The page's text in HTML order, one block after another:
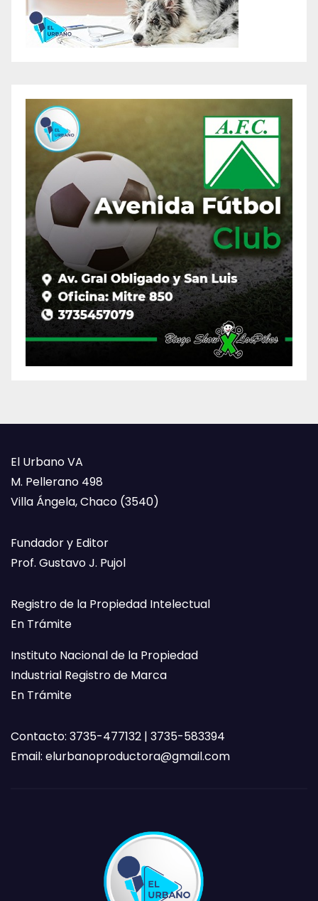
El Urbano VA
M. Pellerano 498
Villa Ángela, Chaco (3540)
Fundador y Editor
Prof. Gustavo J. Pujol
Registro de la Propiedad Intelectual
En Trámite
Instituto Nacional de la Propiedad
Industrial Registro de Marca
En Trámite
Contacto: 3735-477132 | 3735-583394
Email: elurbanoproductora@gmail.com